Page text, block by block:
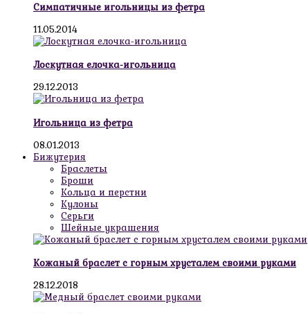
Симпатичные игольницы из фетра
11.05.2014
Лоскутная елочка-игольница
29.12.2013
Игольница из фетра
08.01.2013
Бижутерия
Браслеты
Броши
Кольца и перстни
Кулоны
Серьги
Шейные украшения
Кожаный браслет с горным хрусталем своими руками
28.12.2018